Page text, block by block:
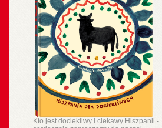
Kto jest dociekliwy i ciekawy Hiszpanii -